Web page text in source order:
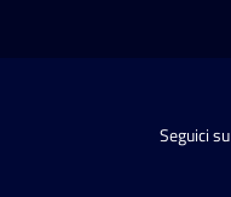
Seguici su